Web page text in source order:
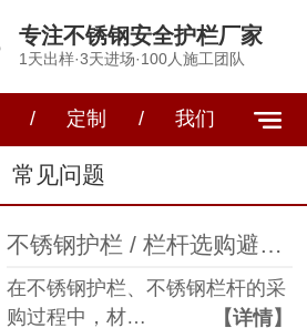
专注不锈钢安全护栏厂家
1天出样·3天进场·100人施工团队
/ 定制 / 我们
常见问题
不锈钢护栏 / 栏杆选购避坑指南，专业厂家教你选对不踩雷
在不锈钢护栏、不锈钢栏杆的采
购过程中，材…
【详情】